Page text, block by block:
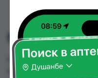
CIF KREM
CIF KREM можно
Ибн Хайян (Масрур-